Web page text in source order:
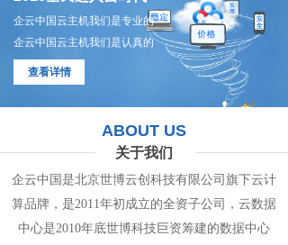
企云中国云主机我们是专业的
企云中国云主机我们是认真的
查看详情
ABOUT US
关于我们
企云中国是北京世博云创科技有限公司旗下云计
算品牌，是2011年初成立的全资子公司， 云数据
中心是2010年底世博科技巨资筹建的数据中心